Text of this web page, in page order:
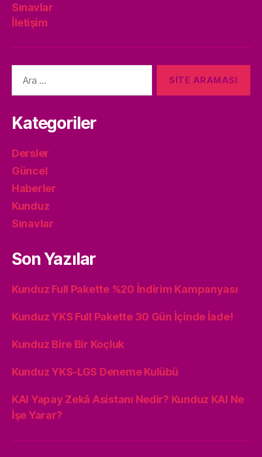
Sınavlar
İletişim
yap:
Kategoriler
Dersler
Güncel
Haberler
Kunduz
Sınavlar
Son Yazılar
Kunduz Full Pakette %20 İndirim Kampanyası
Kunduz YKS Full Pakette 30 Gün İçinde İade!
Kunduz Bire Bir Koçluk
Kunduz YKS-LGS Deneme Kulübü
KAI Yapay Zekâ Asistanı Nedir? Kunduz KAI Ne
İşe Yarar?